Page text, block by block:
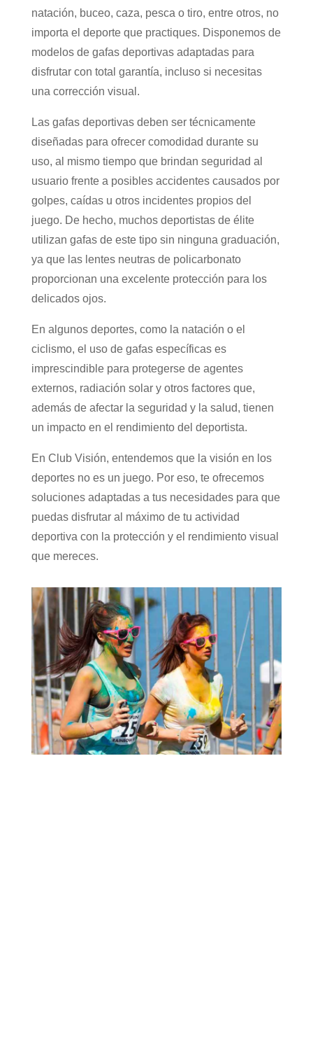
natación, buceo, caza, pesca o tiro, entre otros, no
importa el deporte que practiques. Disponemos de
modelos de gafas deportivas adaptadas para
disfrutar con total garantía, incluso si necesitas
una corrección visual.
Las gafas deportivas deben ser técnicamente
diseñadas para ofrecer comodidad durante su
uso, al mismo tiempo que brindan seguridad al
usuario frente a posibles accidentes causados por
golpes, caídas u otros incidentes propios del
juego. De hecho, muchos deportistas de élite
utilizan gafas de este tipo sin ninguna graduación,
ya que las lentes neutras de policarbonato
proporcionan una excelente protección para los
delicados ojos.
En algunos deportes, como la natación o el
ciclismo, el uso de gafas específicas es
imprescindible para protegerse de agentes
externos, radiación solar y otros factores que,
además de afectar la seguridad y la salud, tienen
un impacto en el rendimiento del deportista.
En Club Visión, entendemos que la visión en los
deportes no es un juego. Por eso, te ofrecemos
soluciones adaptadas a tus necesidades para que
puedas disfrutar al máximo de tu actividad
deportiva con la protección y el rendimiento visual
que mereces.